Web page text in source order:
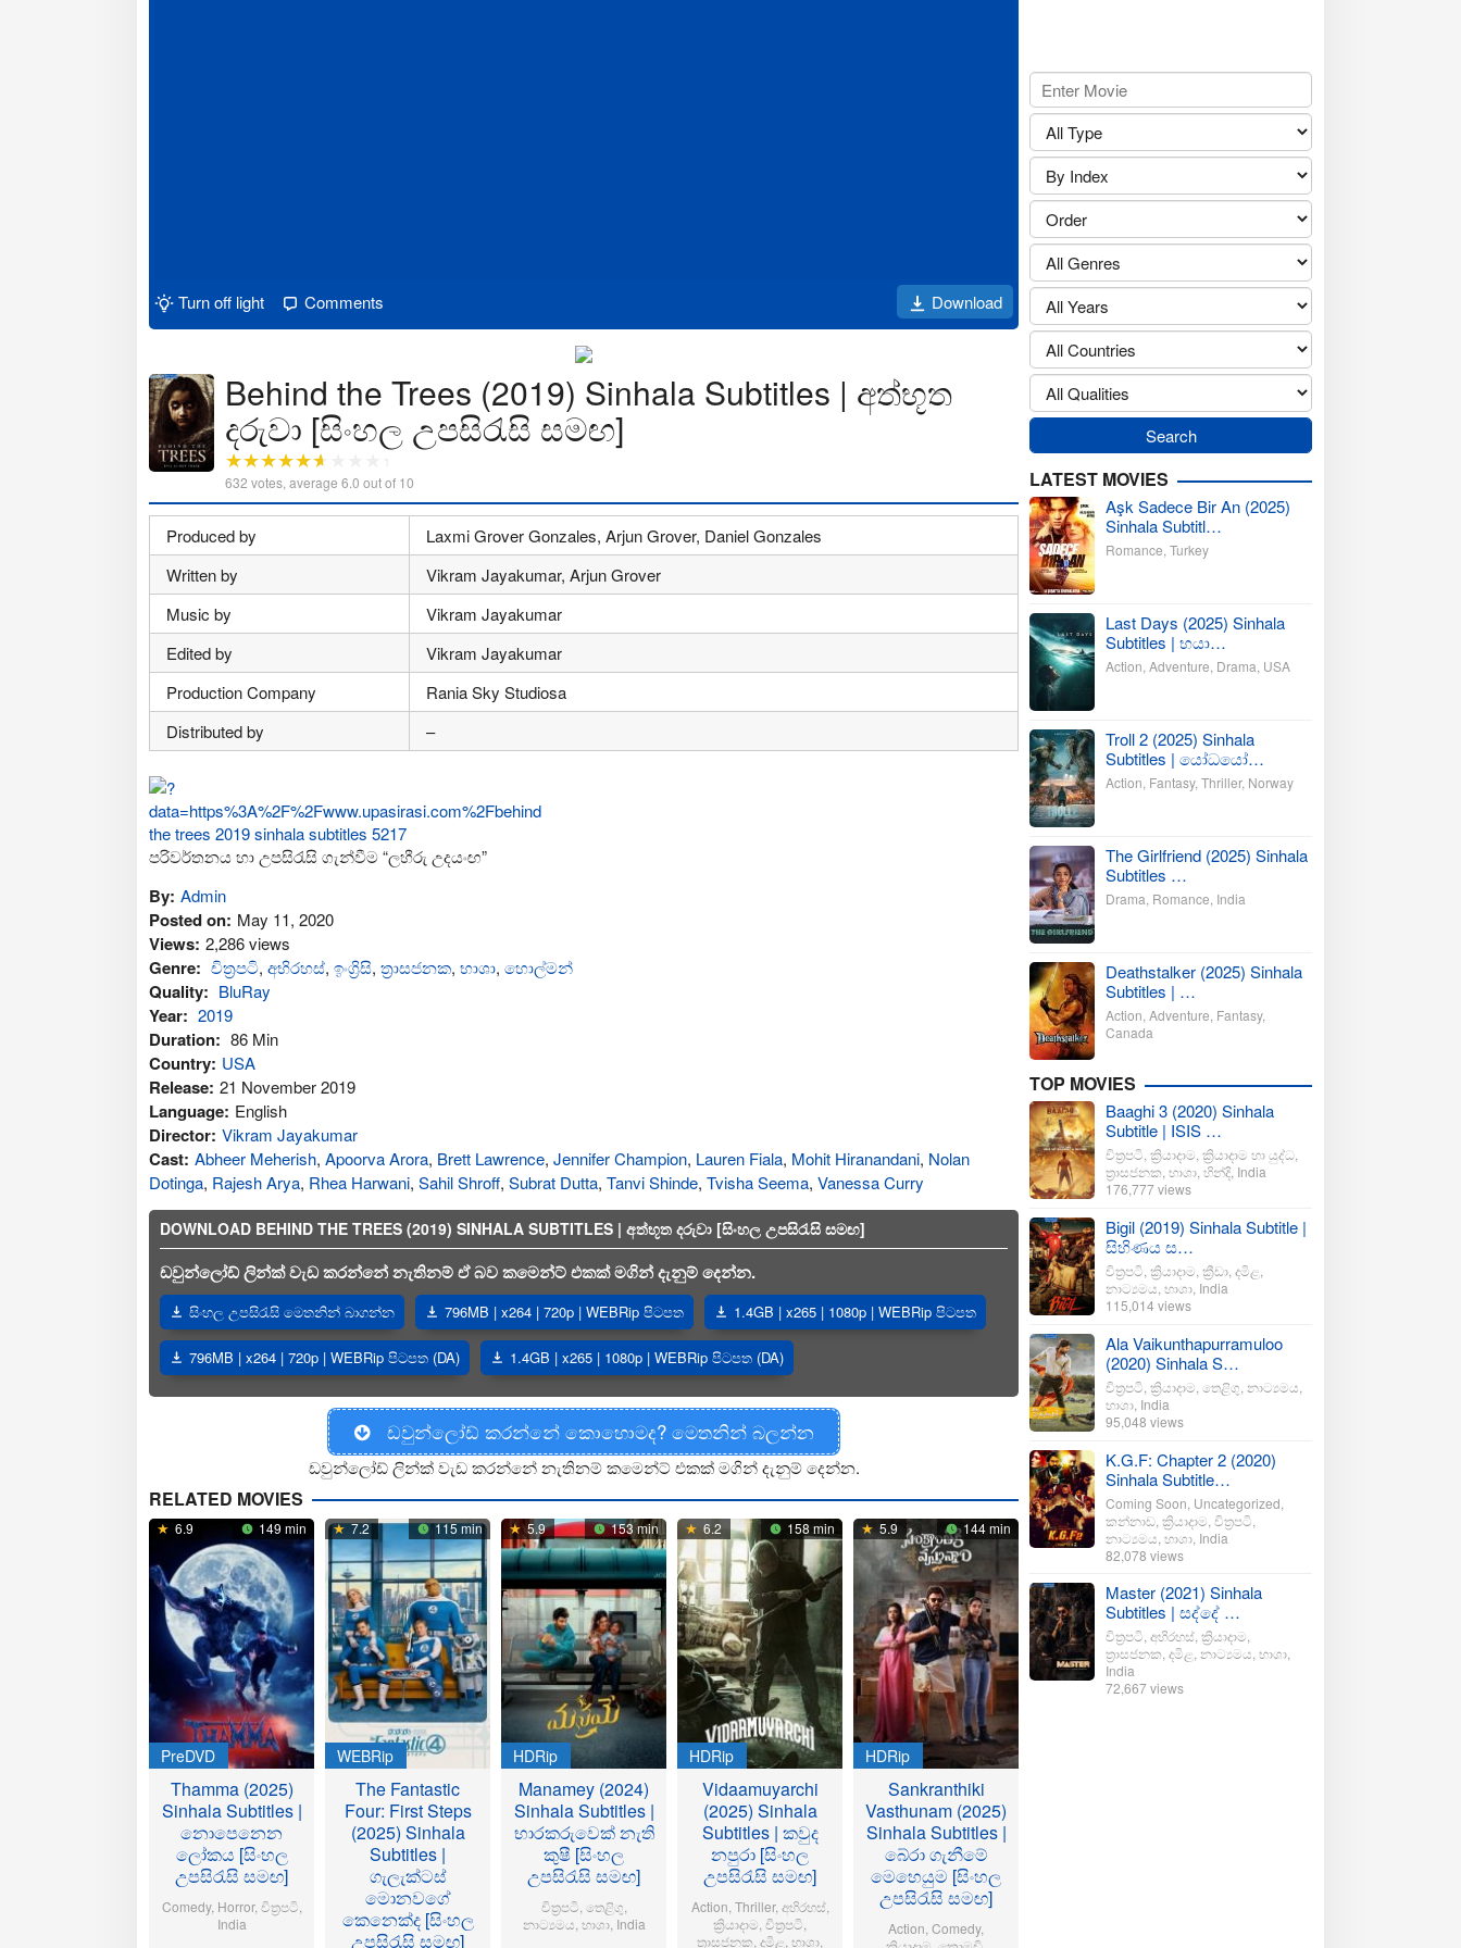
Turn off light Comments Download
Behind the Trees (2019) Sinhala Subtitles | අත්භූත
දරුවා [සිංහල උපසිරැසි සමඟ]
632 votes, average 6.0 out of 10
Produced by
Laxmi Grover Gonzales, Arjun Grover, Daniel Gonzales
Written by
Vikram Jayakumar, Arjun Grover
Music by
Vikram Jayakumar
Edited by
Vikram Jayakumar
Production Company
Rania Sky Studiosa
Distributed by
–
පරිවර්තනය හා උපසිරැසි ගැන්වීම “ලහීරු උදයංඟ”
By: Admin
Posted on: May 11, 2020
Views: 2,286 views
Genre: චිත්‍රපටි, අභිරහස්, ඉංග්‍රිසි, ත්‍රාසජනක, භාශා, හොල්මන්
Quality: BluRay
Year: 2019
Duration: 86 Min
Country: USA
Release: 21 November 2019
Language: English
Director: Vikram Jayakumar
Cast: Abheer Meherish, Apoorva Arora, Brett Lawrence, Jennifer Champion, Lauren Fiala, Mohit Hiranandani, Nolan
Dotinga, Rajesh Arya, Rhea Harwani, Sahil Shroff, Subrat Dutta, Tanvi Shinde, Tvisha Seema, Vanessa Curry
DOWNLOAD BEHIND THE TREES (2019) SINHALA SUBTITLES | අත්භූත දරුවා [සිංහල උපසිරැසි සමඟ]
ඩවුන්ලෝඩ් ලින්ක් වැඩ කරන්නේ නැතිනම් ඒ බව කමෙන්ට් එකක් මගින් දැනුම් දෙන්න.
සිංහල උපසිරැසි මෙතනින් බාගන්න 796MB | x264 | 720p | WEBRip පිටපත 1.4GB | x265 | 1080p | WEBRip පිටපත
796MB | x264 | 720p | WEBRip පිටපත (DA) 1.4GB | x265 | 1080p | WEBRip පිටපත (DA)
ඩවුන්ලෝඩ් කරන්නේ කොහොමද? මෙතනින් බලන්න
ඩවුන්ලෝඩ් ලින්ක් වැඩ කරන්නේ නැතිනම් කමෙන්ට් එකක් මගින් දැනුම් දෙන්න.
RELATED MOVIES
6.9 149 min
PreDVD
Thamma (2025)
Sinhala Subtitles |
නොපෙනෙන
ලෝකය [සිංහල
උපසිරැසි සමඟ]
Comedy, Horror, චිත්‍රපටි
India
7.2 115 min
WEBRip
The Fantastic
Four: First Steps
(2025) Sinhala
Subtitles |
ගැලැක්ටස්
මොනවගේ
කෙනෙක්ද [සිංහල
උපසිරැසි සමඟ]
5.9 153 min
HDRip
Manamey (2024)
Sinhala Subtitles |
භාරකරුවෙක් නැති
කුෂී [සිංහල
උපසිරැසි සමඟ]
චිත්‍රපටි තෙළිගු
නාට්‍යමය භාශා, India
6.2 158 min
HDRip
Vidaamuyarchi
(2025) Sinhala
Subtitles | කවුද
නපුරා [සිංහල
උපසිරැසි සමඟ]
Action Thriller, අභිරහස්,
ක්‍රියාදාම චිත්‍රපටි
ත්‍රාසජනක දමිළ භාශා
5.9 144 min
HDRip
Sankranthiki
Vasthunam (2025)
Sinhala Subtitles |
බේරා ගැනීමේ
මෙහෙයුම [සිංහල
උපසිරැසි සමඟ]
Action Comedy,
LATEST MOVIES
Aşk Sadece Bir An (2025)
Sinhala Subtitl…
Romance Turkey
Last Days (2025) Sinhala
Subtitles | භයා…
Action Adventure Drama USA
Troll 2 (2025) Sinhala
Subtitles | යෝධයෝ…
Action Fantasy, Thriller, Norway
The Girlfriend (2025) Sinhala
Subtitles …
Drama Romance India
Deathstalker (2025) Sinhala
Subtitles | …
Action Adventure Fantasy,
Canada
TOP MOVIES
Baaghi 3 (2020) Sinhala
Subtitle | ISIS …
චිත්‍රපටි ක්‍රියාදාම ක්‍රියාදාම හා යුද්ධ
ත්‍රාසජනක භාශා හින්දි India
176,777 views
Bigil (2019) Sinhala Subtitle |
සිහිණය ස…
චිත්‍රපටි ක්‍රියාදාම ක්‍රීඩා දමිළ
නාට්‍යමය භාශා India
115,014 views
Ala Vaikunthapurramuloo
(2020) Sinhala S…
චිත්‍රපටි ක්‍රියාදාම තෙළිගු නාට්‍යමය
භාශා India
95,048 views
K.G.F: Chapter 2 (2020)
Sinhala Subtitle…
Coming Soon Uncategorized
කන්නාඩ ක්‍රියාදාම චිත්‍රපටි
නාට්‍යමය භාශා India
82,078 views
Master (2021) Sinhala
Subtitles | සද්දේ …
චිත්‍රපටි අභිරහස් ක්‍රියාදාම
ත්‍රාසජනක දමිළ නාට්‍යමය භාශා
India
72,667 views